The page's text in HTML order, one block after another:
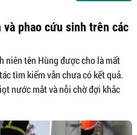
phao cứu sinh trên các
niên tên Hùng được cho là mất
tìm kiếm vẫn chưa có kết quả.
nước mắt và nỗi chờ đợi khắc